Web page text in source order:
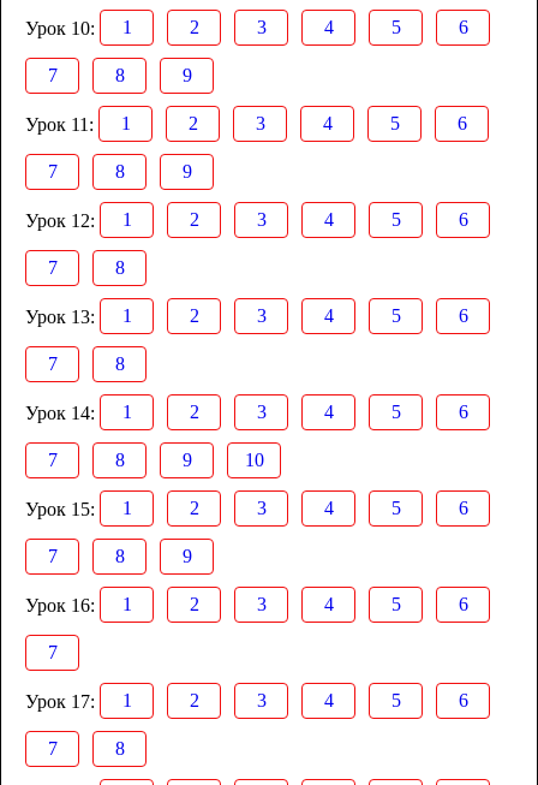
Урок 10: 1 2 3 4 5 6
7 8 9
Урок 11: 1 2 3 4 5 6
7 8 9
Урок 12: 1 2 3 4 5 6
7 8
Урок 13: 1 2 3 4 5 6
7 8
Урок 14: 1 2 3 4 5 6
7 8 9 10
Урок 15: 1 2 3 4 5 6
7 8 9
Урок 16: 1 2 3 4 5 6
7
Урок 17: 1 2 3 4 5 6
7 8